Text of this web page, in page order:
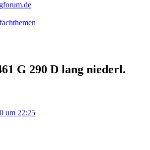
G 290 D lang niederl.
um 22:25